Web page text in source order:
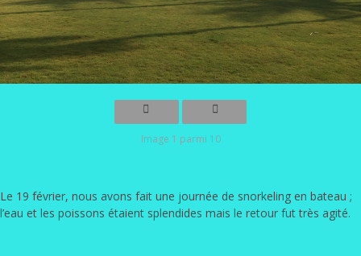
Image 1 parmi 10
Le 19 février, nous avons fait une journée de snorkeling en bateau ;
l’eau et les poissons étaient splendides mais le retour fut très agité.